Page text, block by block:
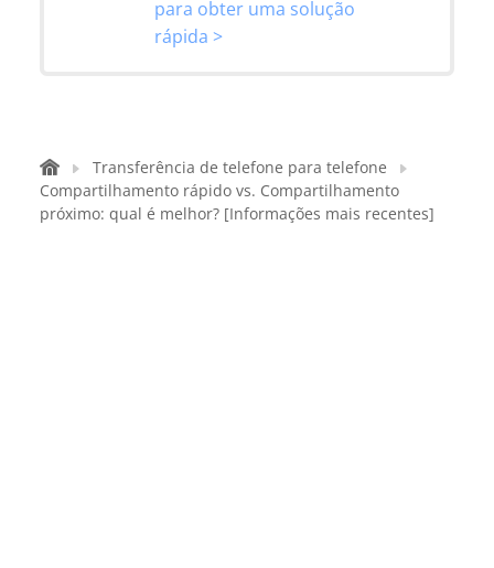
para obter uma solução
rápida >
Transferência de telefone para telefone
Compartilhamento rápido vs. Compartilhamento
próximo: qual é melhor? [Informações mais recentes]